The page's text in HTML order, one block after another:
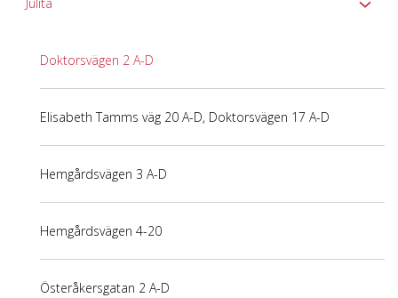
Doktorsvägen 2 A-D
Elisabeth Tamms väg 20 A-D, Doktorsvägen 17 A-D
Hemgårdsvägen 3 A-D
Hemgårdsvägen 4-20
Österåkersgatan 2 A-D